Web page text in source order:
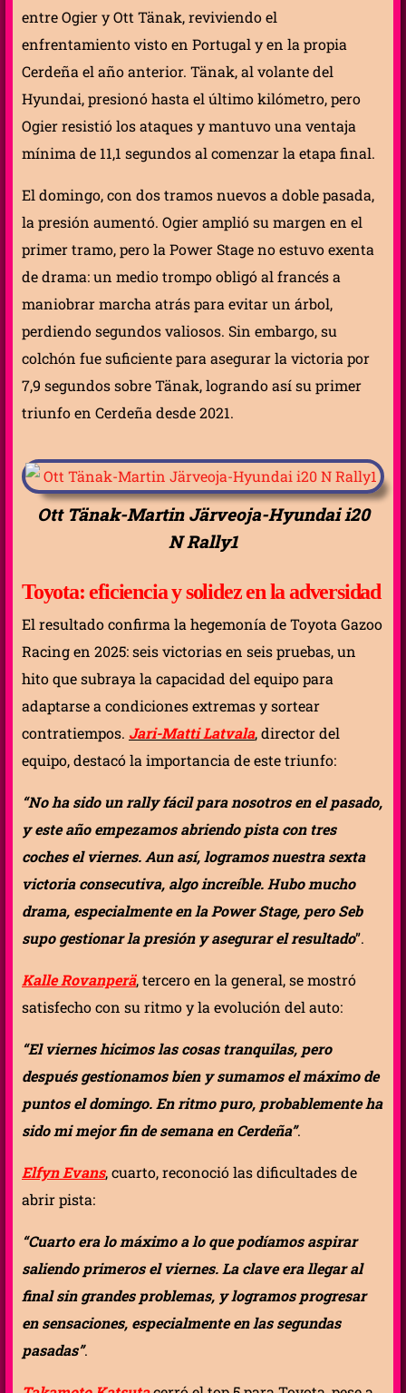
entre Ogier y Ott Tänak, reviviendo el
enfrentamiento visto en Portugal y en la propia
Cerdeña el año anterior. Tänak, al volante del
Hyundai, presionó hasta el último kilómetro, pero
Ogier resistió los ataques y mantuvo una ventaja
mínima de 11,1 segundos al comenzar la etapa final.
El domingo, con dos tramos nuevos a doble pasada,
la presión aumentó. Ogier amplió su margen en el
primer tramo, pero la Power Stage no estuvo exenta
de drama: un medio trompo obligó al francés a
maniobrar marcha atrás para evitar un árbol,
perdiendo segundos valiosos. Sin embargo, su
colchón fue suficiente para asegurar la victoria por
7,9 segundos sobre Tänak, logrando así su primer
triunfo en Cerdeña desde 2021.
Ott Tänak-Martin Järveoja-Hyundai i20
N Rally1
Toyota: eficiencia y solidez en la adversidad
El resultado confirma la hegemonía de Toyota Gazoo
Racing en 2025: seis victorias en seis pruebas, un
hito que subraya la capacidad del equipo para
adaptarse a condiciones extremas y sortear
contratiempos. Jari-Matti Latvala, director del
equipo, destacó la importancia de este triunfo:
“No ha sido un rally fácil para nosotros en el pasado,
y este año empezamos abriendo pista con tres
coches el viernes. Aun así, logramos nuestra sexta
victoria consecutiva, algo increíble. Hubo mucho
drama, especialmente en la Power Stage, pero Seb
supo gestionar la presión y asegurar el resultado”.
Kalle Rovanperä, tercero en la general, se mostró
satisfecho con su ritmo y la evolución del auto:
“El viernes hicimos las cosas tranquilas, pero
después gestionamos bien y sumamos el máximo de
puntos el domingo. En ritmo puro, probablemente ha
sido mi mejor fin de semana en Cerdeña”.
Elfyn Evans, cuarto, reconoció las dificultades de
abrir pista:
“Cuarto era lo máximo a lo que podíamos aspirar
saliendo primeros el viernes. La clave era llegar al
final sin grandes problemas, y logramos progresar
en sensaciones, especialmente en las segundas
pasadas”.